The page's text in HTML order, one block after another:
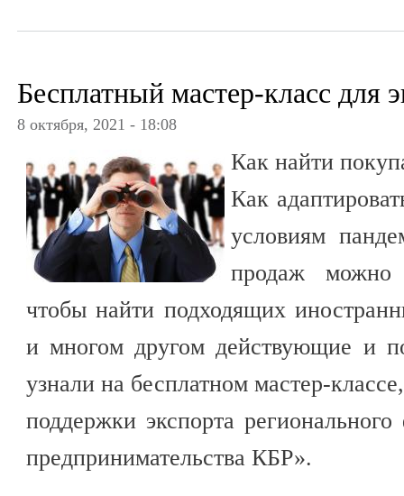
Бесплатный мастер-класс для
8 октября, 2021 - 18:08
Как найти
Как
условиям
продаж можно
чтобы найти подходящих
и многом другом действующие и
узнали на бесплатном мастер-
поддержки экспорта
предпринимательства КБР».